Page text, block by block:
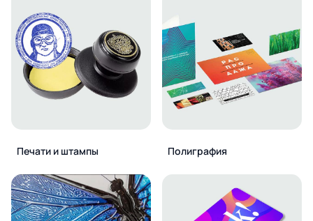
Печати и штампы Полиграфия